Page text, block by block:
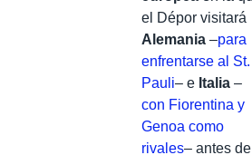
el Dépor visitará
Alemania –para
enfrentarse al St.
Pauli– e Italia –
con Fiorentina y
Genoa como
rivales– antes de